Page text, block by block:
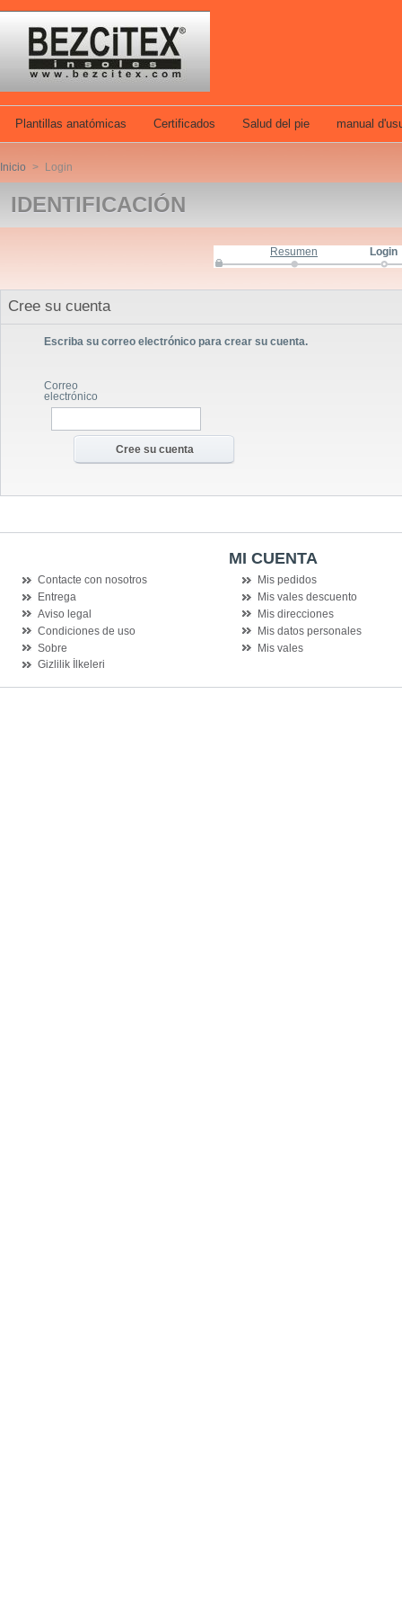
Plantillas anatómicas Certificados Salud del pie manual
Inicio > Login
IDENTIFICACIÓN
Resumen Login
Cree su cuenta
Escriba su correo electrónico para crear su cuenta.
Correo
electrónico
Contacte con nosotros
Entrega
Aviso legal
Condiciones de uso
Sobre
Gizlilik İlkeleri
MI CUENTA
Mis pedidos
Mis vales descuento
Mis direcciones
Mis datos personales
Mis vales